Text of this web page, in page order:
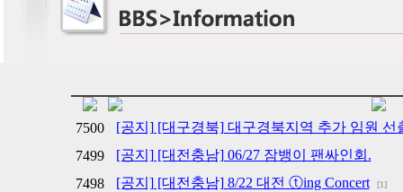
7500
[공지] [대구경북] 대구경북지역 추가 임원 선
7499
[공지] [대전충남] 06/27 잠뱅이 팬싸인회.
7498
[공지] [대전충남] 8/22 대전 ⓣing Concert [1]